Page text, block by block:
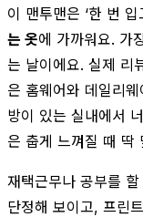
이 맨투맨은 ‘한 번 입
는 옷에 가까워요. 가
는 날이에요. 실제 리
은 홈웨어와 데일리
방이 있는 실내에서
은 춥게 느껴질 때 딱
재택근무나 공부를
단정해 보이고, 프린